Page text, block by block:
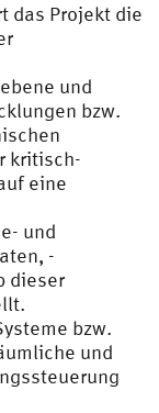
das Projekt die
und
bzw.
kritisch-
eine
und
-
dieser
bzw.
und